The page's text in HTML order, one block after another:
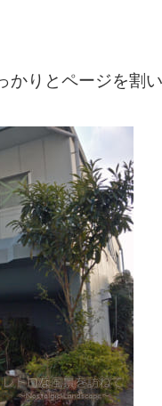
りとページを割